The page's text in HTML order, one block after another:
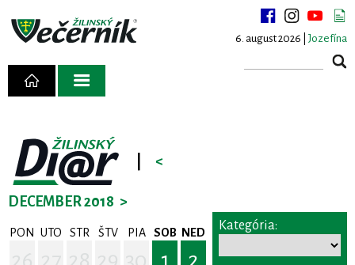
6. august 2026 | Jozefína
<
DECEMBER 2018 >
PON UTO STR ŠTV PIA SOB NED
1
2
Kategória: